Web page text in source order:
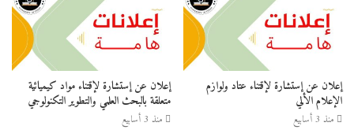
إعلان عن إستشارة لإقتناء عتاد ولوازم
الإعلام الألي
منذ 3 أسابيع
إعلان عن إستشارة لإقتناء مواد كيميائية
متعلقة بالبحث العلمي والتطوير التكنولوجي
منذ 3 أسابيع